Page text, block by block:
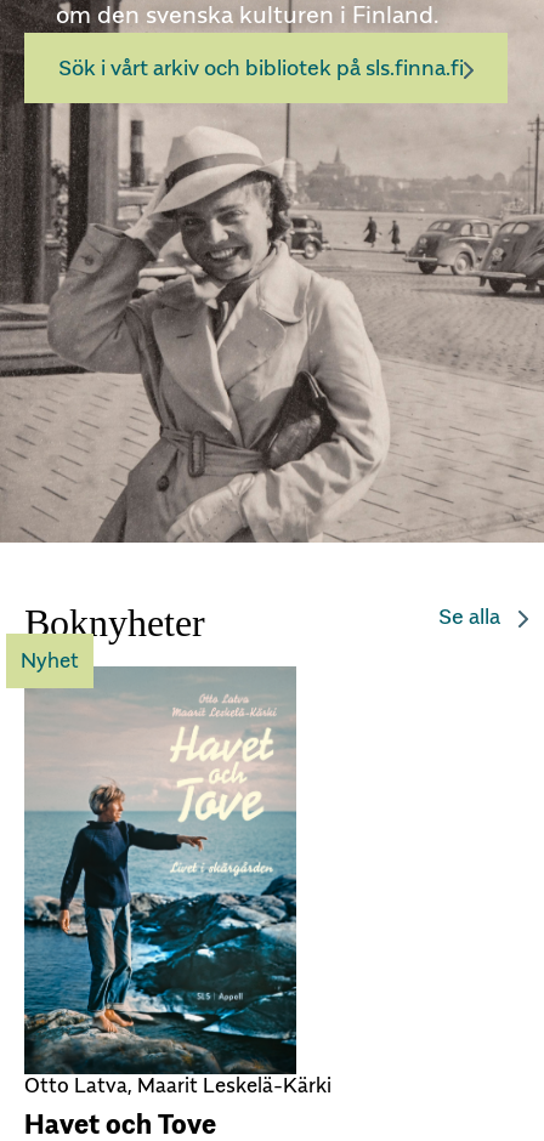
om den svenska kulturen i Finland.
Sök i vårt arkiv och bibliotek på sls.finna.fi
Boknyheter Se alla
Nyhet
Otto Latva, Maarit Leskelä-Kärki
Havet och Tove